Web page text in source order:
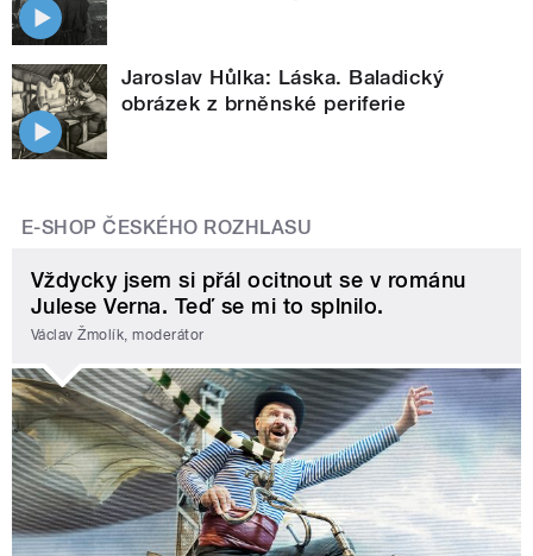
Jaroslav Hůlka: Láska. Baladický
obrázek z brněnské periferie
E-SHOP ČESKÉHO ROZHLASU
Vždycky jsem si přál ocitnout se v románu
Julese Verna. Teď se mi to splnilo.
Václav Žmolík, moderátor